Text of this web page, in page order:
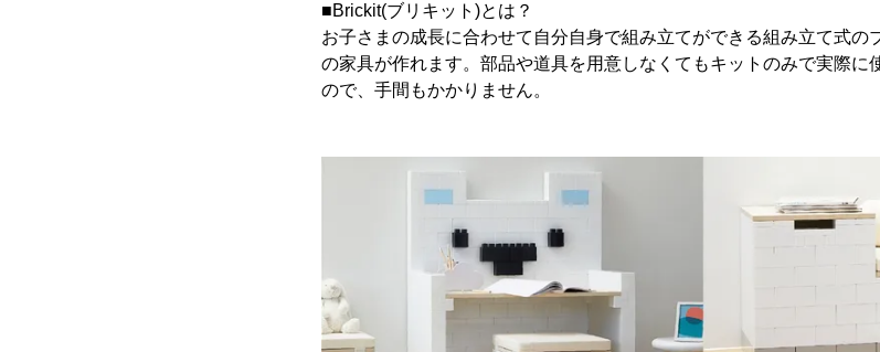
■Brickit(ブリキット)とは？
お子さまの成長に合わせて自分自身で組み立てができる組み立て式の
の家具が作れます。部品や道具を用意しなくてもキットのみで実際に
ので、手間もかかりません。